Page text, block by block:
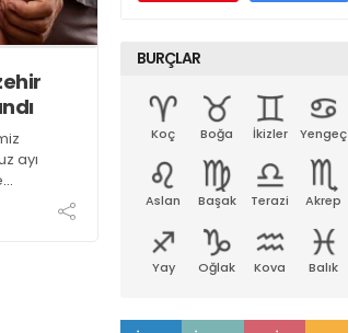
ayı
BURÇLAR
Koç Boğa İkizler Yengeç
Aslan Başak Terazi Akrep
Yay Oğlak Kova Balık